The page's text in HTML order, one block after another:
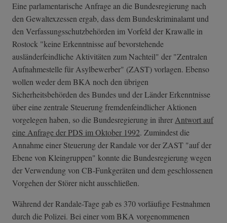
Eine parlamentarische Anfrage an die Bundesregierung nach
den Gewaltexzessen ergab, dass dem Bundeskriminalamt und
den Verfassungsschutzbehörden im Vorfeld der Krawalle in
Rostock "keine Erkenntnisse auf bevorstehende
ausländerfeindliche Aktivitäten zum Nachteil" der "Zentralen
Aufnahmestelle für Asylbewerber" (ZAST) vorlagen. Ebenso
wollen weder dem BKA noch den übrigen
Sicherheitsbehörden des Bundes und der Länder Erkenntnisse
über eine zentrale Steuerung fremdenfeindlicher Aktionen
vorgelegen haben, so die Bundesregierung in ihrerAntwort auf
eine Anfrage der PDS im Oktober 1992. Zumindest die
Annahme einer Steuerung der Randale vor der ZAST "auf der
Ebene von Kleingruppen" konnte die Bundesregierung wegen
der Verwendung von CB-Funkgeräten und dem geschlossenen
Vorgehen der Störer nicht ausschließen.
Während der Randale-Tage gab es 370 vorläufige Festnahmen
durch die Polizei. Bei einer vom BKA vorgenommenen